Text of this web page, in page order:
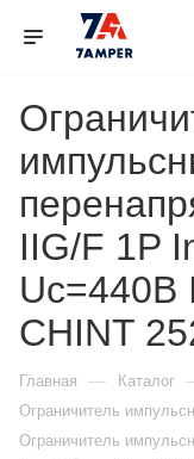
IIG/F 1P
Uc=440В
CHINT
Главная — Каталог
Ограничитель
Ограничитель